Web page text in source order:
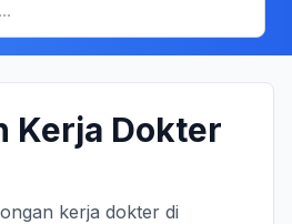
Kerja Dokter
kerja dokter di